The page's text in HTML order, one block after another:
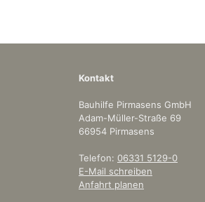
Kontakt
Bauhilfe Pirmasens GmbH
Adam-Müller-Straße 69
66954 Pirmasens
Telefon: 06331 5129-0
E-Mail schreiben
Anfahrt planen